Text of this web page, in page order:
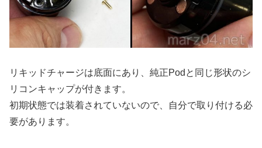
リキッドチャージは底面にあり、純正Podと同じ形状のシ
リコンキャップが付きます。
初期状態では装着されていないので、自分で取り付ける必
要があります。